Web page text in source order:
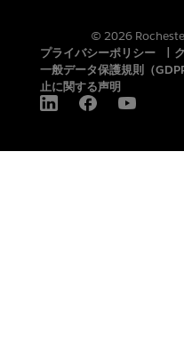
© 2026
プライバシーポリシー
一般データ保護規則（GDPR
止に関する声明